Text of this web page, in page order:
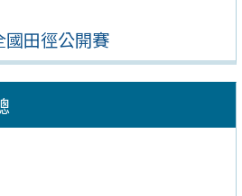
國田徑公開賽